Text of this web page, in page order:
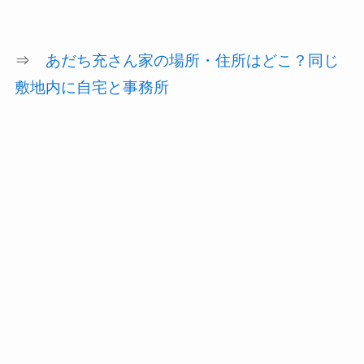
⇒ あだち充さん家の場所・住所はどこ？同じ
敷地内に自宅と事務所